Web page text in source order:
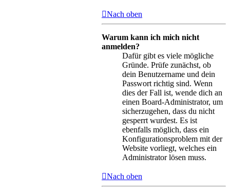
Nach oben
Warum kann ich mich nicht
anmelden?
Dafür gibt es viele mögliche
Gründe. Prüfe zunächst, ob
dein Benutzername und dein
Passwort richtig sind. Wenn
dies der Fall ist, wende dich an
einen Board-Administrator, um
sicherzugehen, dass du nicht
gesperrt wurdest. Es ist
ebenfalls möglich, dass ein
Konfigurationsproblem mit der
Website vorliegt, welches ein
Administrator lösen muss.
Nach oben